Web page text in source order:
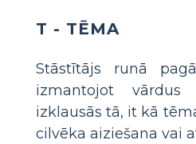
T - TĒMA
Stāstītājs runā
izmantojot
izklausās tā, it kā
cilvēka aiziešana vai